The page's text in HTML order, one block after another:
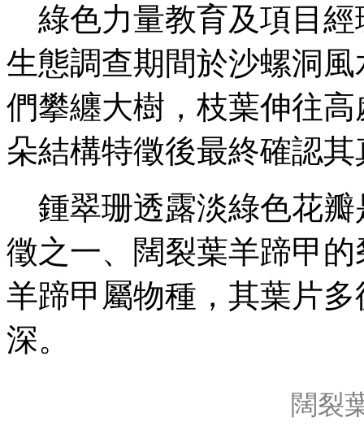
綠色力量教育及項目經
生態調查期間於沙螺洞
們攀纏大樹，枝葉伸往
朵結構特徵後最終確認
鍾翠珊透露淡綠色花瓣
徵之一、闊裂葉羊蹄甲
羊蹄甲屬物種，其葉片
深。
闊裂